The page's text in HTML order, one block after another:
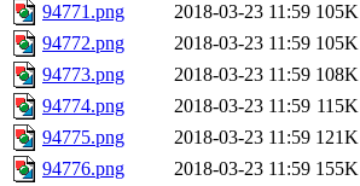
94771.png
2018-03-23 11:59 105K
94772.png
2018-03-23 11:59 105K
94773.png
2018-03-23 11:59 108K
94774.png
2018-03-23 11:59 115K
94775.png
2018-03-23 11:59 121K
94776.png
2018-03-23 11:59 155K